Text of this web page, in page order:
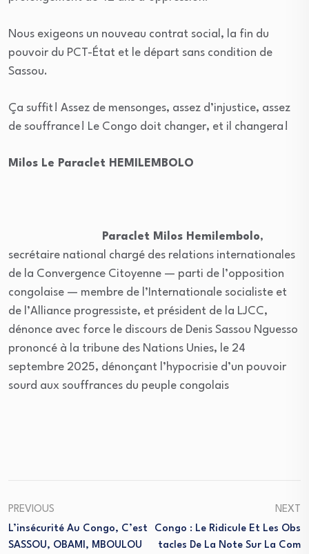
Nous exigeons un nouveau contrat social, la fin du
pouvoir du PCT-État et le départ sans condition de
Sassou.
Ça suffit ! Assez de mensonges, assez d’injustice, assez
de souffrance ! Le Congo doit changer, et il changera !
Milos Le Paraclet HEMILEMBOLO
Paraclet Milos Hemilembolo,
secrétaire national chargé des relations internationales
de la Convergence Citoyenne — parti de l’opposition
congolaise — membre de l’Internationale socialiste et
de l’Alliance progressiste, et président de la LJCC,
dénonce avec force le discours de Denis Sassou Nguesso
prononcé à la tribune des Nations Unies, le 24
septembre 2025, dénonçant l’hypocrisie d’un pouvoir
sourd aux souffrances du peuple congolais
PREVIOUS
L’insécurité Au Congo, C’est
SASSOU, OBAMI, MBOULOU
NEXT
Congo : Le Ridicule Et Les Obs
Tacles De La Note Sur La Com